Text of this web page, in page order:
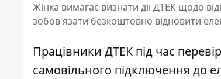
Жінка вимагає визнати дії ДТЕК щодо
зобов'язати безкоштовно відновити
Працівники ДТЕК під час
самовільного підключення до